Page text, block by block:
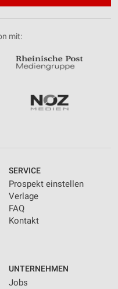
mit:
SERVICE
Prospekt einstellen
Verlage
FAQ
Kontakt
UNTERNEHMEN
Jobs